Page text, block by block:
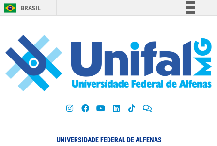
BRASIL
Participe
Acesso à informação
Legislação
UNIVERSIDADE FEDERAL DE ALFENAS